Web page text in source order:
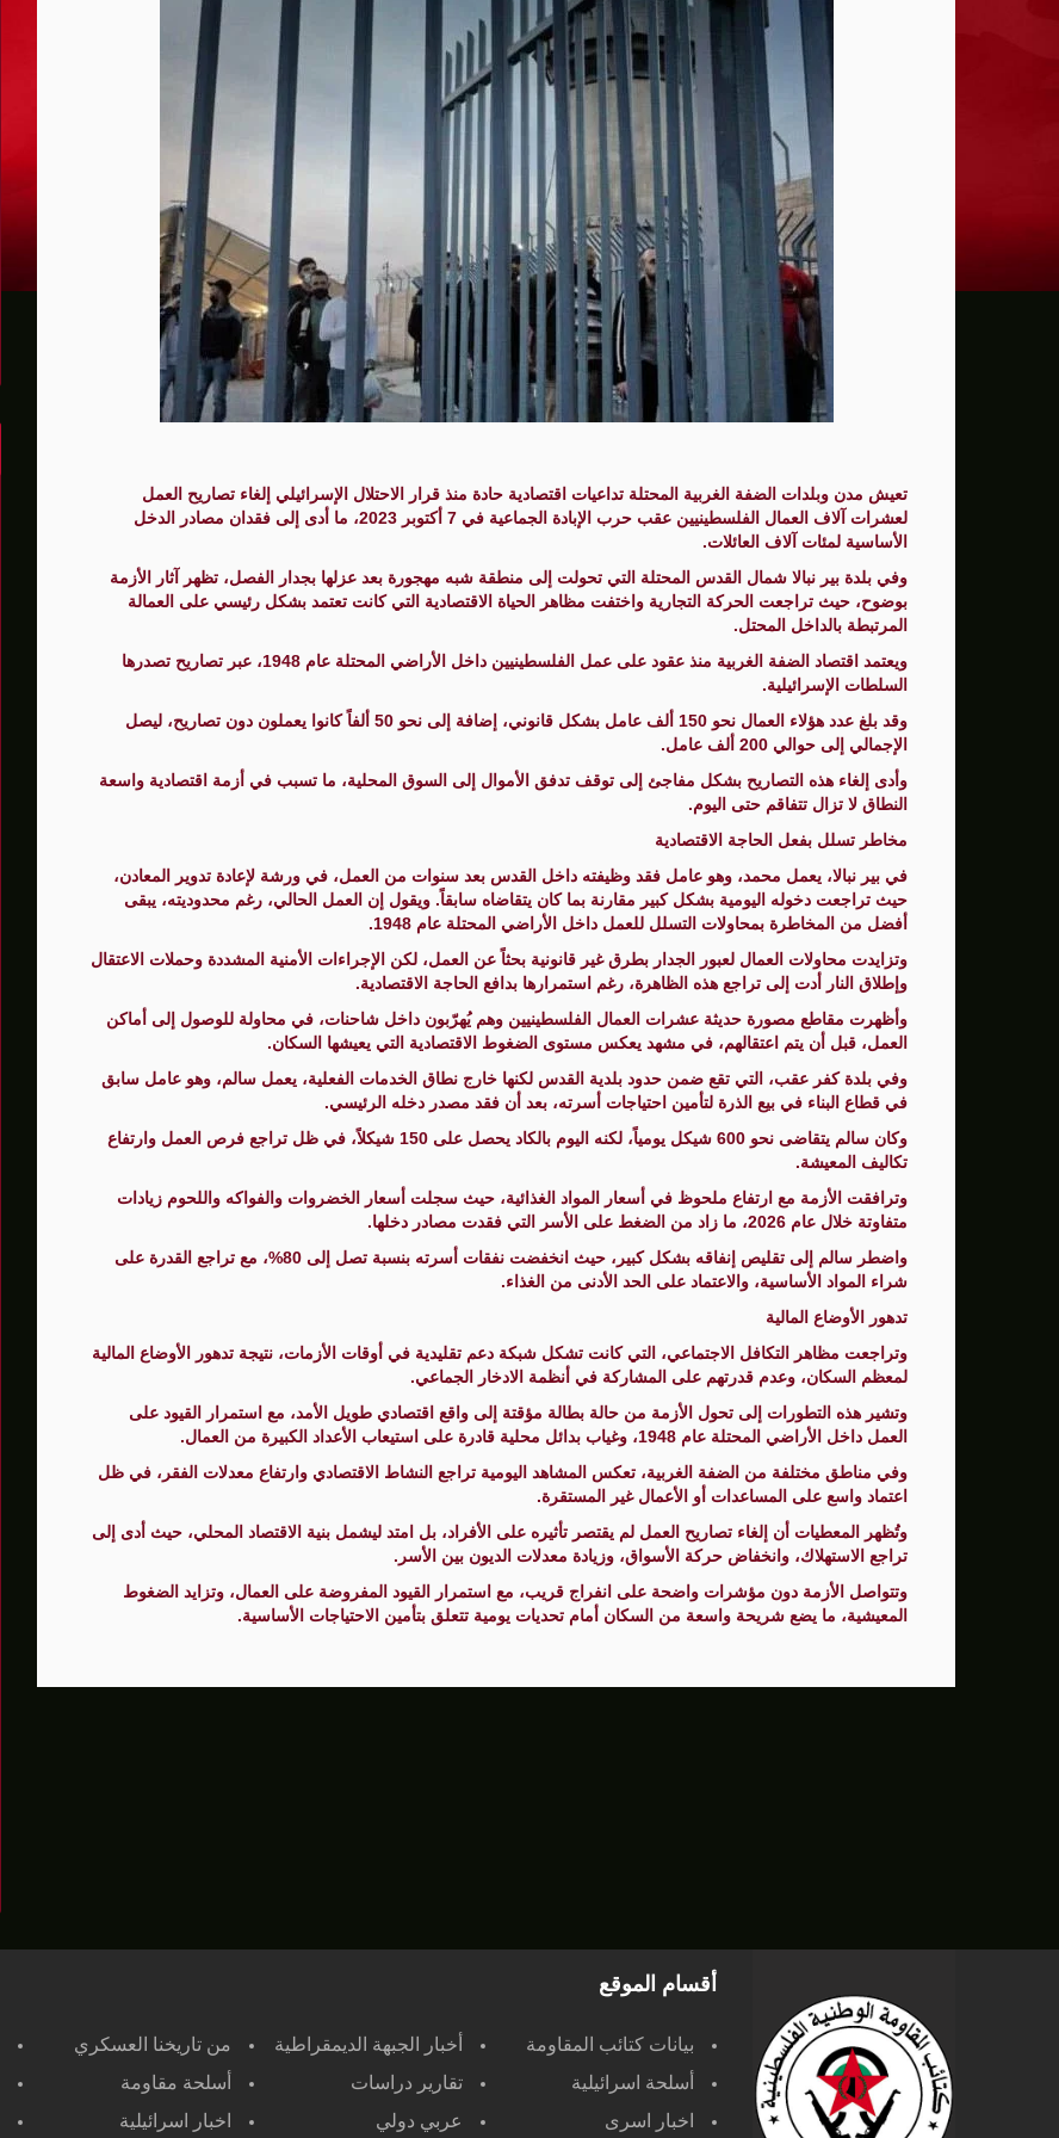
ترامب: يحذر من سيطرة الديمقراطيين على الكونغرس..ويرغب في اتفاق مع إيران
حماية الصحافيين تكرّم الصحافية كريستينا عاصي التي أصيبت بقصف إسرائيلي
فانس يؤكد وجود اختلافات في الرأي مع نتنياهو..,المفاوضات مع إيران "معقدة"
إيران تهدد بمهاجمة دول الخليج إذا تعرضت لهجمات أمريكية جديدة
ن.تايمز: مشرعون أمريكيون يسعون لشراكة عسكرية مع إسرائيل
الدفاع الروسية: ضربنا سفينتين محملتين بشحنات عسكرية قبالة سواحل أوديسا
التماس للسماح لطبيب مستقل بفحص حسام أبو صفية
الرئيس الإيراني: التواصل مع خامنئي "صعب للغاية" حاليا
"وول ستريت" ترتفع بدعم آمال التهدئة في الشرق الأوسط
سنتكوم: إعادة توجيه 48 سفينة تجارية ضمن حصار إيران
زامير: أضعفنا حماس بشكل كبير وغيّرنا الوضع الأمنيّ وعملياتنا الاستباقية مستمرة
الوفد الأمريكي يطلب تعليق المفاوضات الثلاثية لإجراء مشاورات خاصة
بشارة مرجية - مصور ومونتير فيلم الانتفاضة المغيبة
تعيش مدن وبلدات الضفة الغربية المحتلة تداعيات اقتصادية حادة منذ قرار الاحتلال الإسرائيلي إلغاء تصاريح العمل
لعشرات آلاف العمال الفلسطينيين عقب حرب الإبادة الجماعية في 7 أكتوبر 2023، ما أدى إلى فقدان مصادر الدخل
الأساسية لمئات آلاف العائلات.
وفي بلدة بير نبالا شمال القدس المحتلة التي تحولت إلى منطقة شبه مهجورة بعد عزلها بجدار الفصل، تظهر آثار الأزمة
بوضوح، حيث تراجعت الحركة التجارية واختفت مظاهر الحياة الاقتصادية التي كانت تعتمد بشكل رئيسي على العمالة
المرتبطة بالداخل المحتل.
ويعتمد اقتصاد الضفة الغربية منذ عقود على عمل الفلسطينيين داخل الأراضي المحتلة عام 1948، عبر تصاريح تصدرها
السلطات الإسرائيلية.
وقد بلغ عدد هؤلاء العمال نحو 150 ألف عامل بشكل قانوني، إضافة إلى نحو 50 ألفاً كانوا يعملون دون تصاريح، ليصل
الإجمالي إلى حوالي 200 ألف عامل.
وأدى إلغاء هذه التصاريح بشكل مفاجئ إلى توقف تدفق الأموال إلى السوق المحلية، ما تسبب في أزمة اقتصادية واسعة
النطاق لا تزال تتفاقم حتى اليوم.
مخاطر تسلل بفعل الحاجة الاقتصادية
في بير نبالا، يعمل محمد، وهو عامل فقد وظيفته داخل القدس بعد سنوات من العمل، في ورشة لإعادة تدوير المعادن،
حيث تراجعت دخوله اليومية بشكل كبير مقارنة بما كان يتقاضاه سابقاً. ويقول إن العمل الحالي، رغم محدوديته، يبقى
أفضل من المخاطرة بمحاولات التسلل للعمل داخل الأراضي المحتلة عام 1948.
وتزايدت محاولات العمال لعبور الجدار بطرق غير قانونية بحثاً عن العمل، لكن الإجراءات الأمنية المشددة وحملات الاعتقال
وإطلاق النار أدت إلى تراجع هذه الظاهرة، رغم استمرارها بدافع الحاجة الاقتصادية.
وأظهرت مقاطع مصورة حديثة عشرات العمال الفلسطينيين وهم يُهرّبون داخل شاحنات، في محاولة للوصول إلى أماكن
العمل، قبل أن يتم اعتقالهم، في مشهد يعكس مستوى الضغوط الاقتصادية التي يعيشها السكان.
وفي بلدة كفر عقب، التي تقع ضمن حدود بلدية القدس لكنها خارج نطاق الخدمات الفعلية، يعمل سالم، وهو عامل سابق
في قطاع البناء في بيع الذرة لتأمين احتياجات أسرته، بعد أن فقد مصدر دخله الرئيسي.
وكان سالم يتقاضى نحو 600 شيكل يومياً، لكنه اليوم بالكاد يحصل على 150 شيكلاً، في ظل تراجع فرص العمل وارتفاع
تكاليف المعيشة.
وترافقت الأزمة مع ارتفاع ملحوظ في أسعار المواد الغذائية، حيث سجلت أسعار الخضروات والفواكه واللحوم زيادات
متفاوتة خلال عام 2026، ما زاد من الضغط على الأسر التي فقدت مصادر دخلها.
واضطر سالم إلى تقليص إنفاقه بشكل كبير، حيث انخفضت نفقات أسرته بنسبة تصل إلى 80%، مع تراجع القدرة على
شراء المواد الأساسية، والاعتماد على الحد الأدنى من الغذاء.
تدهور الأوضاع المالية
وتراجعت مظاهر التكافل الاجتماعي، التي كانت تشكل شبكة دعم تقليدية في أوقات الأزمات، نتيجة تدهور الأوضاع المالية
لمعظم السكان، وعدم قدرتهم على المشاركة في أنظمة الادخار الجماعي.
وتشير هذه التطورات إلى تحول الأزمة من حالة بطالة مؤقتة إلى واقع اقتصادي طويل الأمد، مع استمرار القيود على
العمل داخل الأراضي المحتلة عام 1948، وغياب بدائل محلية قادرة على استيعاب الأعداد الكبيرة من العمال.
وفي مناطق مختلفة من الضفة الغربية، تعكس المشاهد اليومية تراجع النشاط الاقتصادي وارتفاع معدلات الفقر، في ظل
اعتماد واسع على المساعدات أو الأعمال غير المستقرة.
وتُظهر المعطيات أن إلغاء تصاريح العمل لم يقتصر تأثيره على الأفراد، بل امتد ليشمل بنية الاقتصاد المحلي، حيث أدى إلى
تراجع الاستهلاك، وانخفاض حركة الأسواق، وزيادة معدلات الديون بين الأسر.
وتتواصل الأزمة دون مؤشرات واضحة على انفراج قريب، مع استمرار القيود المفروضة على العمال، وتزايد الضغوط
المعيشية، ما يضع شريحة واسعة من السكان أمام تحديات يومية تتعلق بتأمين الاحتياجات الأساسية.
أقسام الموقع
بيانات كتائب المقاومة أخبار الجبهة الديمقراطية من تاريخنا العسكري
أسلحة اسرائيلية
تقارير دراسات أسلحة مقاومة
اخبار اسرى
عربي دولي اخبار اسرائيلية